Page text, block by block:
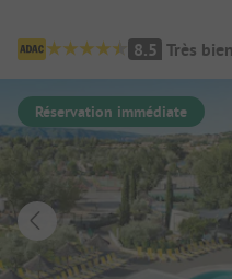
Aperçu du8.5 Très bien
Réservation immédiate